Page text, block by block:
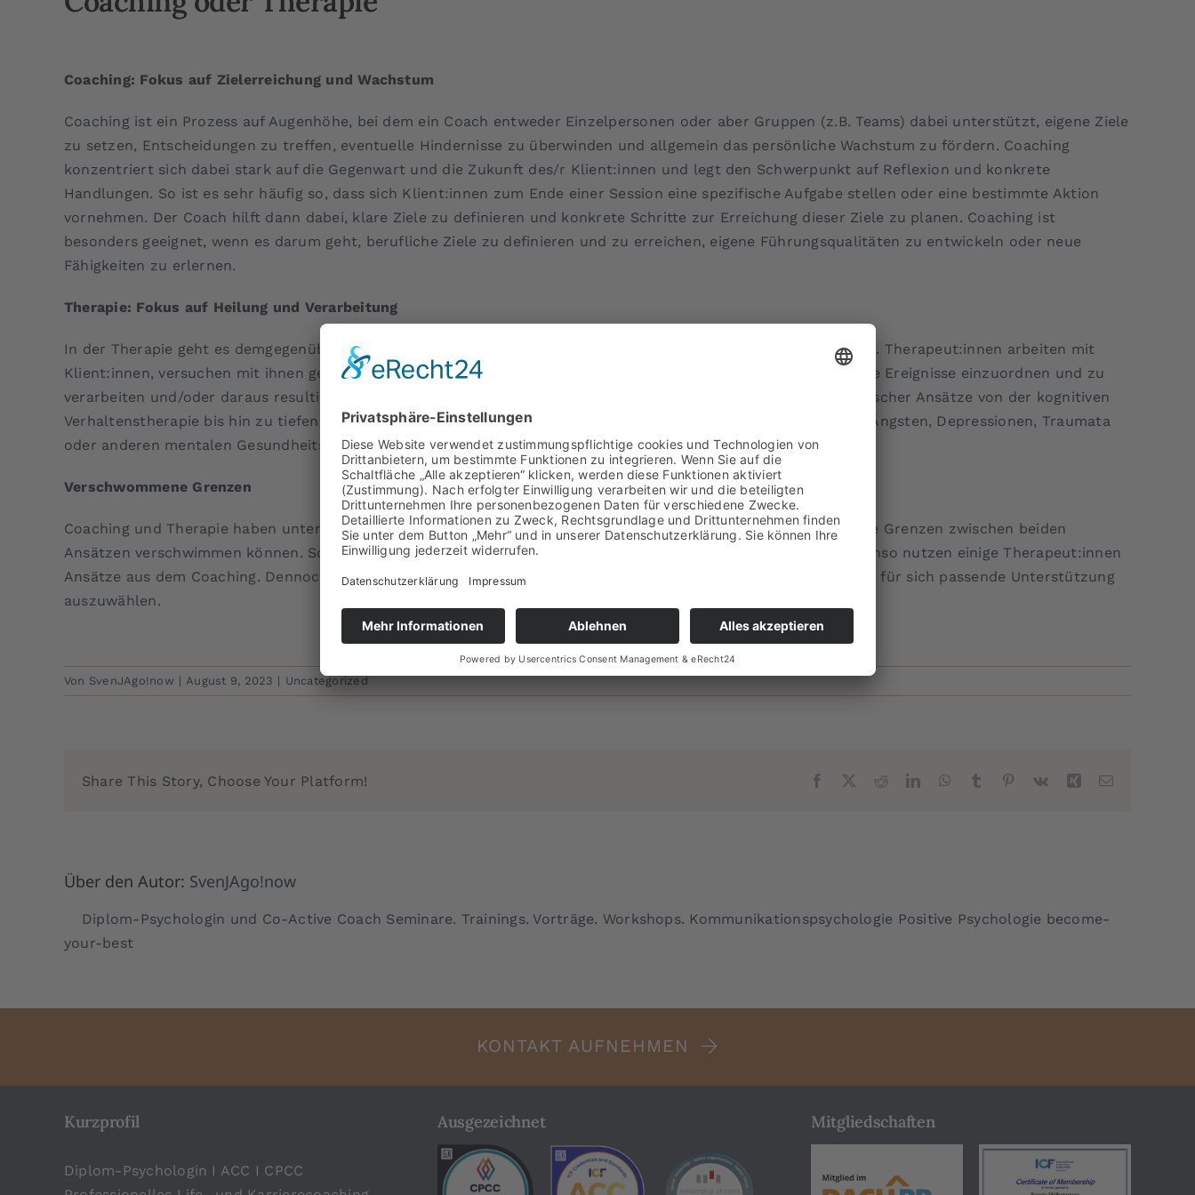
Coaching: Fokus auf Zielerreichung und Wachstum
Coaching ist ein Prozess auf Augenhöhe, bei dem ein Coach entweder Einzelpersonen oder aber Gruppen (z.B. Teams) dabei unterstützt, eigene Ziele
zu setzen, Entscheidungen zu treffen, eventuelle Hindernisse zu überwinden und allgemein das persönliche Wachstum zu fördern. Coaching
konzentriert sich dabei stark auf die Gegenwart und die Zukunft des/r Klient:innen und legt den Schwerpunkt auf Reflexion und konkrete
Handlungen. So ist es sehr häufig so, dass sich Klient:innen zum Ende einer Session eine spezifische Aufgabe stellen oder eine bestimmte Aktion
vornehmen. Der Coach hilft dann dabei, klare Ziele zu definieren und konkrete Schritte zur Erreichung dieser Ziele zu planen. Coaching ist
besonders geeignet, wenn es darum geht, berufliche Ziele zu definieren und zu erreichen, eigene Führungsqualitäten zu entwickeln oder neue
Fähigkeiten zu erlernen.
Therapie: Fokus auf Heilung und Verarbeitung
In der Therapie geht es demgegenüber darum, emotionale oder psychische Probleme zu behandeln und zu heilen. Therapeut:innen arbeiten mit
Klient:innen, versuchen mit ihnen gemeinsam vergangene Erfahrungen zu verstehen, gegebenenfalls traumatische Ereignisse einzuordnen und zu
verarbeiten und/oder daraus resultierende emotionale Blockaden zu überwinden. Es gibt eine Vielzahl therapeutischer Ansätze von der kognitiven
Verhaltenstherapie bis hin zu tiefenpsychologischen Methoden. Therapie ist angezeigt, wenn es darum geht, mit Ängsten, Depressionen, Traumata
oder anderen mentalen Gesundheitsproblemen umzugehen.
Verschwommene Grenzen
Coaching und Therapie haben unterschiedliche Schwerpunkte, aber es kann zu Situationen kommen, in denen die Grenzen zwischen beiden
Ansätzen verschwimmen können. So gibt es Coaches, die therapeutische Elemente in ihre Arbeit integrieren; ebenso nutzen einige Therapeut:innen
Ansätze aus dem Coaching. Dennoch ist es wichtig, den Hauptfokus des jeweiligen Ansatzes zu verstehen, um die für sich passende Unterstützung
auszuwählen.
Von SvenJAgo!now | August 9, 2023 | Uncategorized
Share This Story, Choose Your Platform! Facebook RedditLinkedInWhatsApp
Tumblr Pinterest
Vk Xing E-
Über den Autor: SvenJAgo!now
Diplom-Psychologin und Co-Active Coach Seminare. Trainings. Vorträge. Workshops. Kommunikationspsychologie Positive Psychologie become-
your-best
KONTAKT AUFNEHMEN
Kurzprofil
Diplom-Psychologin I ACC I CPCC
Ausgezeichnet Mitgliedschaften